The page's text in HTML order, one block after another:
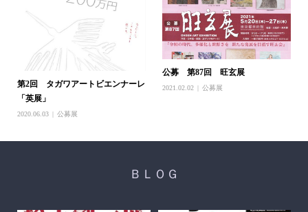
第2回 タガワアートビエンナーレ
「英展」
2020.06.03 公募展
公募 第87回 旺玄展
2021.02.02 公募展
ＢＬＯＧ